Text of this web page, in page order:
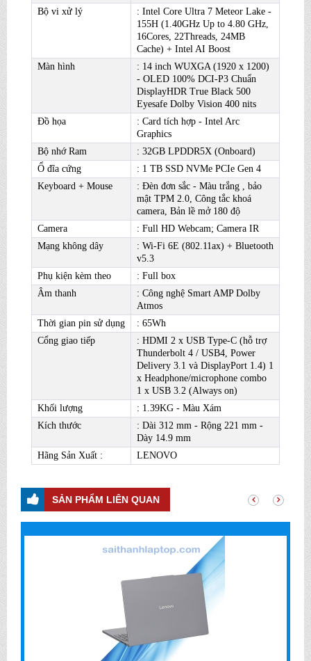
Bộ vi xử lý
: Intel Core Ultra 7 Meteor Lake -
155H (1.40GHz Up to 4.80 GHz,
16Cores, 22Threads, 24MB
Cache) + Intel AI Boost
Màn hình
: 14 inch WUXGA (1920 x 1200)
- OLED 100% DCI-P3 Chuẩn
DisplayHDR True Black 500
Eyesafe Dolby Vision 400 nits
Đồ họa
: Card tích hợp - Intel Arc
Graphics
Bộ nhớ Ram
: 32GB LPDDR5X (Onboard)
Ổ đĩa cứng
: 1 TB SSD NVMe PCIe Gen 4
Keyboard + Mouse
: Đèn đơn sắc - Màu trắng , bảo
mật TPM 2.0, Công tắc khoá
camera, Bản lề mở 180 độ
Camera
: Full HD Webcam; Camera IR
Mạng không dây
: Wi-Fi 6E (802.11ax) + Bluetooth
v5.3
Phụ kiện kèm theo
: Full box
Âm thanh
: Công nghệ Smart AMP Dolby
Atmos
Thời gian pin sử dụng
: 65Wh
Cổng giao tiếp
: HDMI 2 x USB Type-C (hỗ trợ
Thunderbolt 4 / USB4, Power
Delivery 3.1 và DisplayPort 1.4) 1
x Headphone/microphone combo
1 x USB 3.2 (Always on)
Khối lượng
: 1.39KG - Màu Xám
Kích thước
: Dài 312 mm - Rộng 221 mm -
Dày 14.9 mm
Hãng Sản Xuất :
LENOVO
SẢN PHẨM LIÊN QUAN